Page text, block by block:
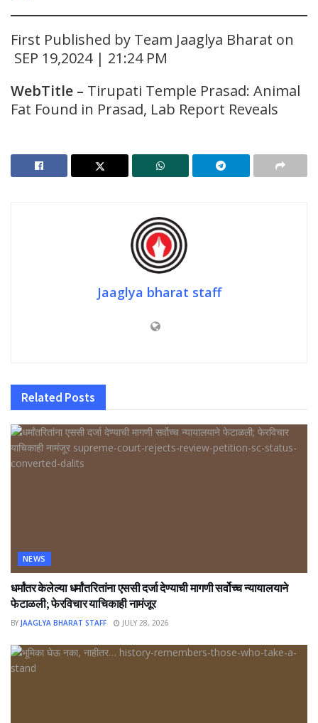
First Published by Team Jaaglya Bharat on
SEP 19,2024 | 21:24 PM
WebTitle – Tirupati Temple Prasad: Animal
Fat Found in Prasad, Lab Report Reveals
Jaaglya bharat staff
Related Posts
NEWS
धर्मांतर केलेल्या धर्मांतरितांना एससी दर्जा देण्याची मागणी सर्वोच्च न्यायालयाने
फेटाळली; फेरविचार याचिकाही नामंजूर
BY JAAGLYA BHARAT STAFF JULY 28, 2026